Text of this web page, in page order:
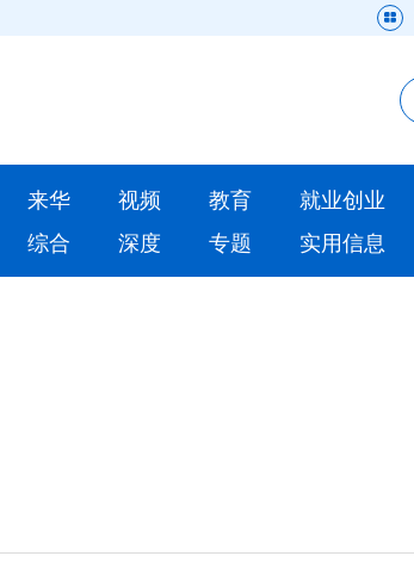
来华
来华 视频 教育 就业创业
综合 深度 专题 实用信息